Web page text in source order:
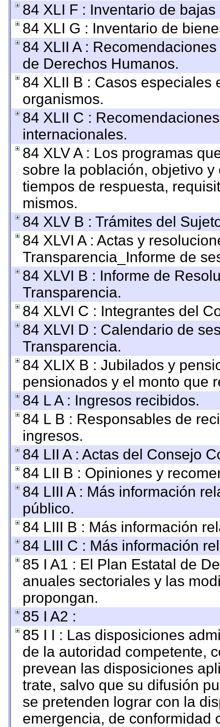
84 XLI F : Inventario de
84 XLI G : Inventario de
84 XLII A :
de Derechos Humanos.
84 XLII B : Casos especiales
organismos.
84 XLII C :
internacionales.
84 XLV A : Los programas
sobre la población, objetivo
tiempos de respuesta,
mismos.
84 XLV B : Trámites del
84 XLVI A : Actas y
Transparencia_Informe de
84 XLVI B : Informe de
Transparencia.
84 XLVI C : Integrantes del
84 XLVI D : Calendario de
Transparencia.
84 XLIX B : Jubilados y
pensionados y el monto que
84 L A : Ingresos recibidos.
84 L B : Responsables de
ingresos.
84 LII A : Actas del Consejo
84 LII B : Opiniones y
84 LIII A : Más información
público.
84 LIII B : Más información
84 LIII C : Más información
85 I A1 : El Plan Estatal de
anuales sectoriales y las
propongan.
85 I A2 :
85 I I : Las disposiciones
de la autoridad competente,
prevean las disposiciones
trate, salvo que su difusión
se pretenden lograr con la
emergencia, de conformidad